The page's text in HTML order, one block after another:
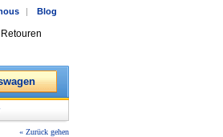
| Blog
« Zurück gehen